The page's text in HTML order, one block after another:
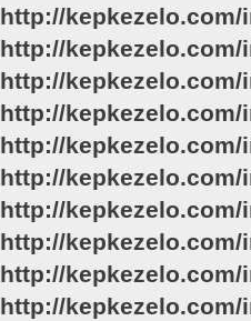
http://
http://kepkezelo.com/
http://
http://
http://
http://
http://kepkezelo.com/
http://
http://kepkezelo.com/
http://